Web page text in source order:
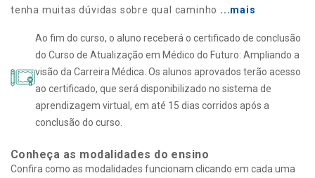
tenha muitas dúvidas sobre qual caminho ...mais
Ao fim do curso, o aluno receberá o certificado de conclusão
do Curso de Atualização em Médico do Futuro: Ampliando a
visão da Carreira Médica. Os alunos aprovados terão acesso
ao certificado, que será disponibilizado no sistema de
aprendizagem virtual, em até 15 dias corridos após a
conclusão do curso.
Conheça as modalidades do ensino
Confira como as modalidades funcionam clicando em cada uma